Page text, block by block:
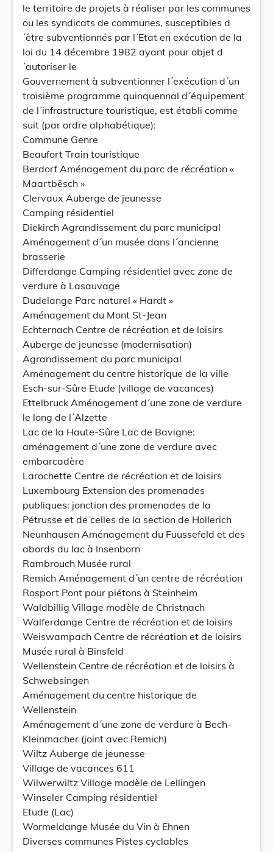
le territoire de projets à réaliser par les communes
ou les syndicats de communes, susceptibles d
´être subventionnés par l´Etat en exécution de la
loi du 14 décembre 1982 ayant pour objet d
´autoriser le
Gouvernement à subventionner l´exécution d´un
troisième programme quinquennal d´équipement
de l´infrastructure touristique, est établi comme
suit (par ordre alphabétique):
Commune Genre
Beaufort Train touristique
Berdorf Aménagement du parc de récréation «
Maartbësch »
Clervaux Auberge de jeunesse
Camping résidentiel
Diekirch Agrandissement du parc municipal
Aménagement d´un musée dans l´ancienne
brasserie
Differdange Camping résidentiel avec zone de
verdure à Lasauvage
Dudelange Parc naturel « Hardt »
Aménagement du Mont St-Jean
Echternach Centre de récréation et de loisirs
Auberge de jeunesse (modernisation)
Agrandissement du parc municipal
Aménagement du centre historique de la ville
Esch-sur-Sûre Etude (village de vacances)
Ettelbruck Aménagement d´une zone de verdure
le long de l´Alzette
Lac de la Haute-Sûre Lac de Bavigne:
aménagement d´une zone de verdure avec
embarcadère
Larochette Centre de récréation et de loisirs
Luxembourg Extension des promenades
publiques: jonction des promenades de la
Pétrusse et de celles de la section de Hollerich
Neunhausen Aménagement du Fuussefeld et des
abords du lac à Insenborn
Rambrouch Musée rural
Remich Aménagement d´un centre de récréation
Rosport Pont pour piétons à Steinheim
Waldbillig Village modèle de Christnach
Walferdange Centre de récréation et de loisirs
Weiswampach Centre de récréation et de loisirs
Musée rural à Binsfeld
Wellenstein Centre de récréation et de loisirs à
Schwebsingen
Aménagement du centre historique de
Wellenstein
Aménagement d´une zone de verdure à Bech-
Kleinmacher (joint avec Remich)
Wiltz Auberge de jeunesse
Village de vacances 611
Wilwerwiltz Village modèle de Lellingen
Winseler Camping résidentiel
Etude (Lac)
Wormeldange Musée du Vin à Ehnen
Diverses communes Pistes cyclables